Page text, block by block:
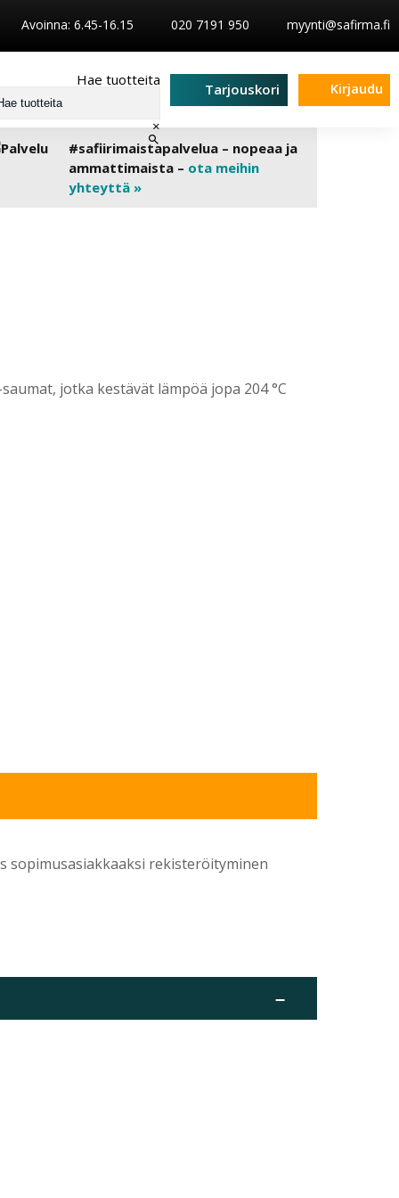
Avoinna: 6.45-16.15 020 7191 950 myynti@safirma.fi
Hae tuotteita
×
Tarjouskori Kirjaudu
#safiirimaistapalvelua – nopeaa ja
ammattimaista – ota meihin
yhteyttä »
jotka kestävät lämpöä jopa 204 °C
sopimusasiakkaaksi rekisteröityminen
–